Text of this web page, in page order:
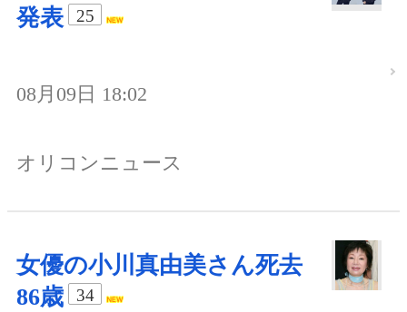
発表
25
08月09日 18:02
オリコンニュース
女優の小川真由美さん死去
86歳
34